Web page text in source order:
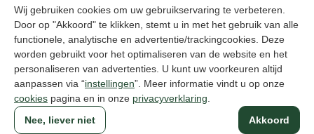
Wij gebruiken cookies om uw gebruikservaring te verbeteren.
Door op "Akkoord" te klikken, stemt u in met het gebruik van alle
functionele, analytische en advertentie/trackingcookies. Deze
worden gebruikt voor het optimaliseren van de website en het
personaliseren van advertenties. U kunt uw voorkeuren altijd
aanpassen via “instellingen”. Meer informatie vindt u op onze
cookies pagina en in onze privacyverklaring
Akkoord
Nee, liever niet
Xsensible
Zwarte sneakers dames
239,95
Toral
Camel
229,95